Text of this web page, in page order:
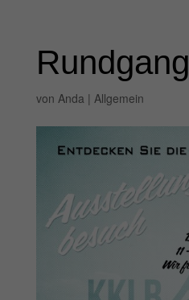
Rundgang
von Anda| Allgemein